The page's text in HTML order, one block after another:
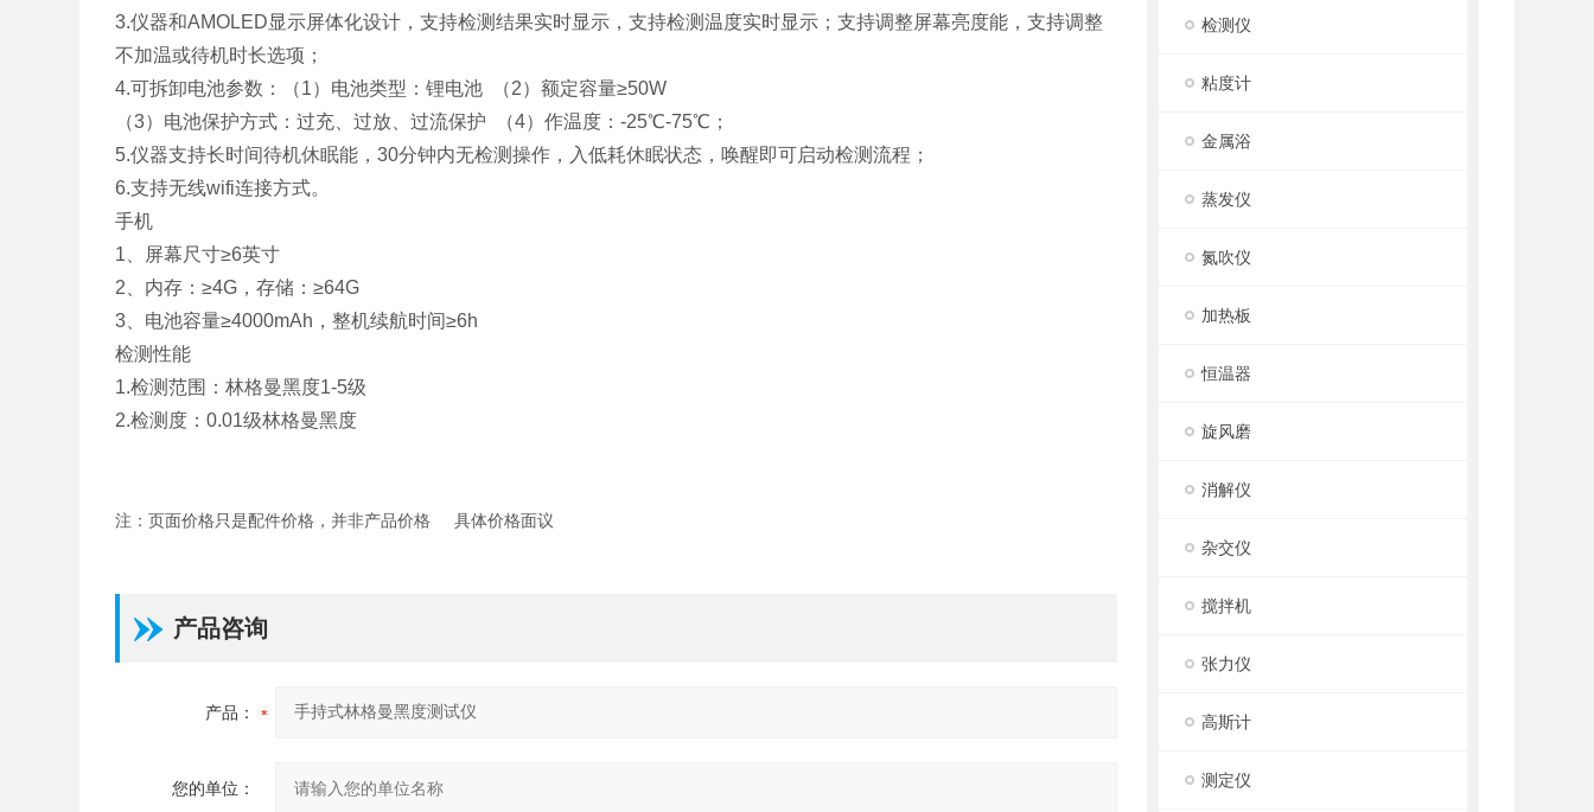
检测仪
粘度计
金属浴
蒸发仪
氮吹仪
加热板
恒温器
旋风磨
消解仪
杂交仪
搅拌机
张力仪
高斯计
测定仪
3.仪器和AMOLED显示屏体化设计，支持检测结果实时显示，支持检测温度实时显示；支持调整屏幕亮度能，支持调整
不加温或待机时长选项；
4.可拆卸电池参数：（1）电池类型：锂电池 （2）额定容量≥50W
（3）电池保护方式：过充、过放、过流保护 （4）作温度：-25℃-75℃；
5.仪器支持长时间待机休眠能，30分钟内无检测操作，入低耗休眠状态，唤醒即可启动检测流程；
6.支持无线wifi连接方式。
手机
1 、屏幕尺寸≥6英寸
2 、内存：≥4G ，存储：≥64G
3 、电池容量≥4000mAh ，整机续航时间≥6h
检测性能
1.检测范围：林格曼黑度1-5级
2.检测度：0.01级林格曼黑度
注：页面价格只是配件价格，并非产品价格 具体价格面议
产品咨询
产品：
您的单位：